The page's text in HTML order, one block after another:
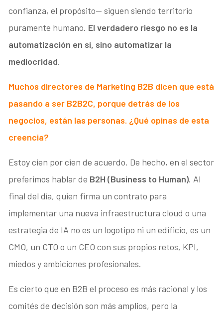
confianza, el propósito— siguen siendo territorio
puramente humano. El verdadero riesgo no es la
automatización en sí, sino automatizar la
mediocridad.
Muchos directores de Marketing B2B dicen que está
pasando a ser B2B2C, porque detrás de los
negocios, están las personas. ¿Qué opinas de esta
creencia?
Estoy cien por cien de acuerdo. De hecho, en el sector
preferimos hablar de B2H (Business to Human). Al
final del día, quien firma un contrato para
implementar una nueva infraestructura cloud o una
estrategia de IA no es un logotipo ni un edificio, es un
CMO, un CTO o un CEO con sus propios retos, KPI,
miedos y ambiciones profesionales.
Es cierto que en B2B el proceso es más racional y los
comités de decisión son más amplios, pero la